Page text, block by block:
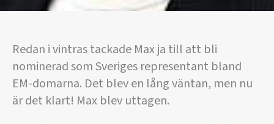
Redan i vintras tackade Max ja till att bli
nominerad som Sveriges representant bland
EM-domarna. Det blev en lång väntan, men nu
är det klart! Max blev uttagen.